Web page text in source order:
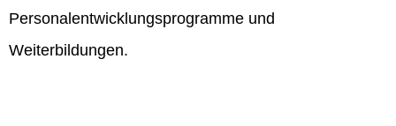
Personalentwicklungsprogramme und
Weiterbildungen.